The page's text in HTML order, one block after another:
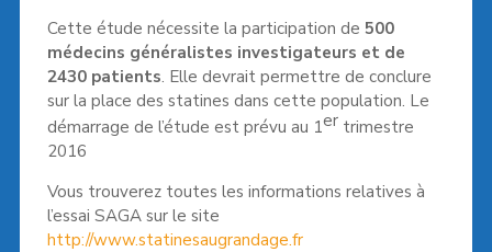
Cette étude nécessite la participation de 500
médecins généralistes investigateurs et de
2430 patients. Elle devrait permettre de conclure
sur la place des statines dans cette population. Le
démarrage de l’étude est prévu au 1er trimestre
2016
Vous trouverez toutes les informations relatives à
l’essai SAGA sur le site
http://www.statinesaugrandage.fr